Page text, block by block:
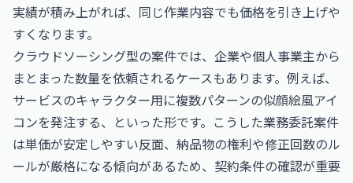
実績が積み上がれば、同じ作業内容でも価格を引き上げや
すくなります。
クラウドソーシング型の案件では、企業や個人事業主から
まとまった数量を依頼されるケースもあります。例えば、
サービスのキャラクター用に複数パターンの似顔絵風アイ
コンを発注する、といった形です。こうした業務委託案件
は単価が安定しやすい反面、納品物の権利や修正回数のル
ールが厳格になる傾向があるため、契約条件の確認が重要